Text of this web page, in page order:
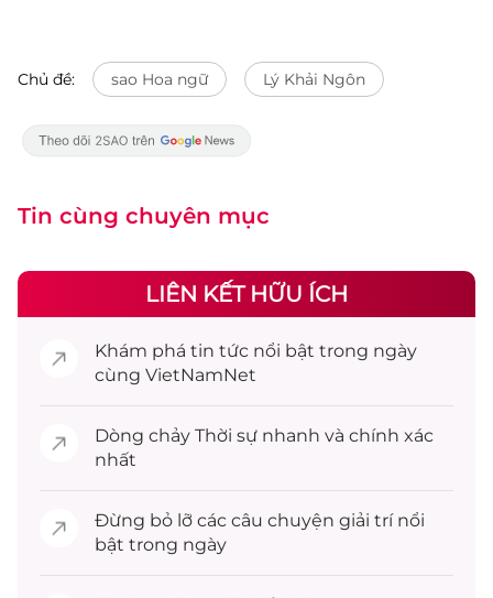
Chủ đề: sao Hoa ngữ Lý Khải Ngôn
Tin cùng chuyên mục
LIÊN KẾT HỮU ÍCH
Khám phá tin tức nổi bật trong ngày
cùng VietNamNet
Dòng chảy Thời sự nhanh và chính xác
nhất
Đừng bỏ lỡ các câu chuyện giải trínổi
bật trong ngày